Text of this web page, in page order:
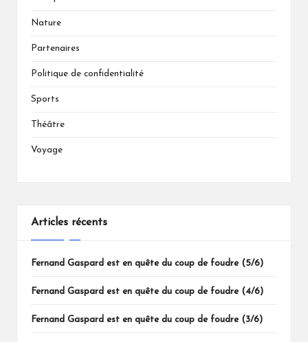
Nature
Partenaires
Politique de confidentialité
Sports
Théâtre
Voyage
Articles récents
Fernand Gaspard est en quête du coup de foudre (5/6)
Fernand Gaspard est en quête du coup de foudre (4/6)
Fernand Gaspard est en quête du coup de foudre (3/6)